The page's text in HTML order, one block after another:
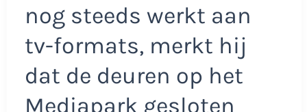
nog steeds werkt aan
tv-formats, merkt hij
dat de deuren op het
Mediapark gesloten